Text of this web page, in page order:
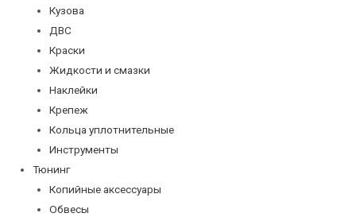
Кузова
ДВС
Краски
Жидкости и смазки
Наклейки
Крепеж
Кольца уплотнительные
Инструменты
Тюнинг
Копийные аксессуары
Обвесы